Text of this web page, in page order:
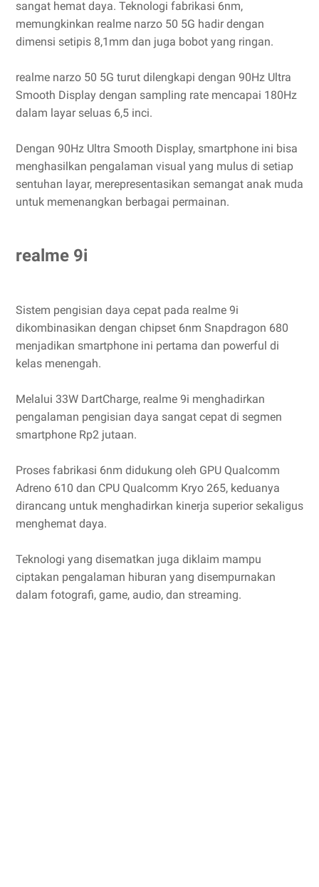
sangat hemat daya. Teknologi fabrikasi 6nm,
memungkinkan realme narzo 50 5G hadir dengan
dimensi setipis 8,1mm dan juga bobot yang ringan.
realme narzo 50 5G turut dilengkapi dengan 90Hz Ultra
Smooth Display dengan sampling rate mencapai 180Hz
dalam layar seluas 6,5 inci.
Dengan 90Hz Ultra Smooth Display, smartphone ini bisa
menghasilkan pengalaman visual yang mulus di setiap
sentuhan layar, merepresentasikan semangat anak muda
untuk memenangkan berbagai permainan.
realme 9i
Sistem pengisian daya cepat pada realme 9i
dikombinasikan dengan chipset 6nm Snapdragon 680
menjadikan smartphone ini pertama dan powerful di
kelas menengah.
Melalui 33W DartCharge, realme 9i menghadirkan
pengalaman pengisian daya sangat cepat di segmen
smartphone Rp2 jutaan.
Proses fabrikasi 6nm didukung oleh GPU Qualcomm
Adreno 610 dan CPU Qualcomm Kryo 265, keduanya
dirancang untuk menghadirkan kinerja superior sekaligus
menghemat daya.
Teknologi yang disematkan juga diklaim mampu
ciptakan pengalaman hiburan yang disempurnakan
dalam fotografi, game, audio, dan streaming.